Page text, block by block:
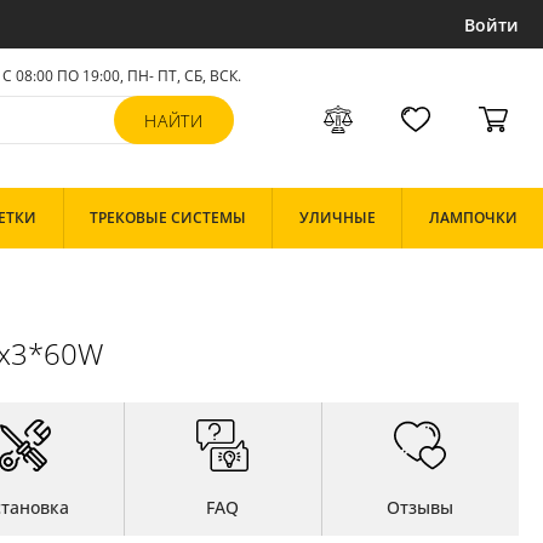
Войти
С 08:00 ПО 19:00, ПН- ПТ, СБ, ВСК.
ТРЕКОВЫЕ СИСТЕМЫ УЛИЧНЫЕ ЛАМПОЧКИ
FAQ Отзывы